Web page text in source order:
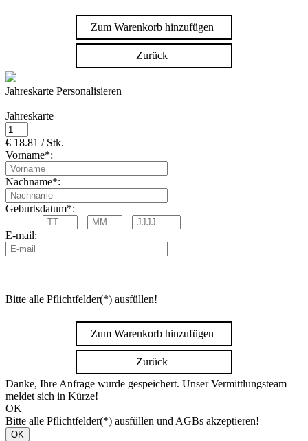
Zum Warenkorb hinzufügen
Zurück
Jahreskarte Personalisieren
Jahreskarte
€ 18.81 / Stk.
Vorname*:
Nachname*:
Geburtsdatum*:
E-mail:
Bitte alle Pflichtfelder(*) ausfüllen!
Zum Warenkorb hinzufügen
Zurück
Danke, Ihre Anfrage wurde gespeichert. Unser Vermittlungsteam
meldet sich in Kürze!
OK
Bitte alle Pflichtfelder(*) ausfüllen und AGBs akzeptieren!
OK